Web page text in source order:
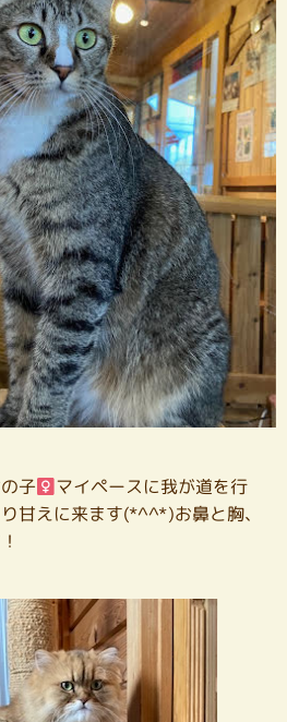
子 マイペースに我が道を行
甘えに来ます(*^^*)お鼻と胸、